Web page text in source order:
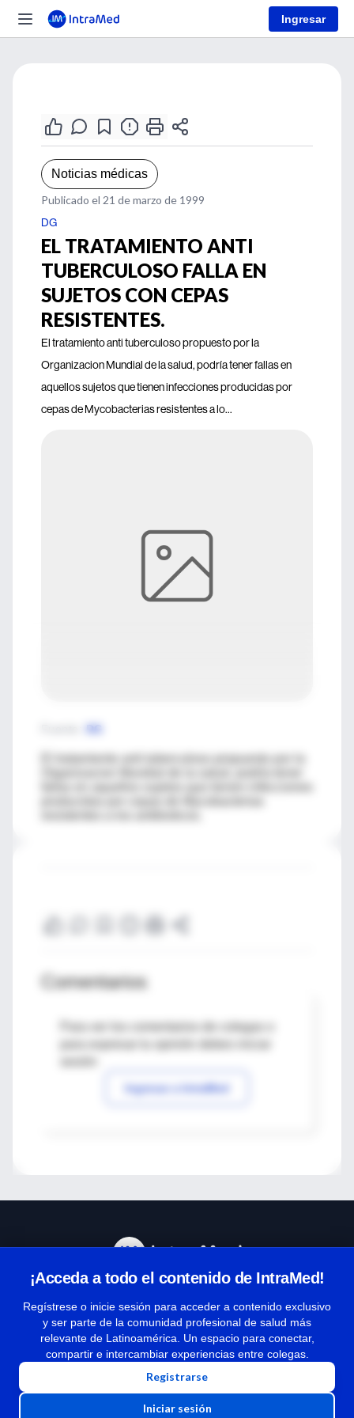
Ingresar
Noticias médicas
Publicado el 21 de marzo de 1999
DG
EL TRATAMIENTO ANTI
TUBERCULOSO FALLA EN
SUJETOS CON CEPAS
RESISTENTES.
El tratamiento anti tuberculoso propuesto por la
Organizacion Mundial de la salud, podría tener fallas en
aquellos sujetos que tienen infecciones producidas por
cepas de Mycobacterias resistentes a lo...
El tratamiento anti tuberculoso propuesto por la
Comentarios
Para ver los comentarios de colegas o
Ingresar a IntraMed
¡Acceda a todo el contenido de IntraMed!
Regístrese o inicie sesión para acceder a contenido exclusivo
y ser parte de la comunidad profesional de salud más
relevante de Latinoamérica. Un espacio para conectar,
compartir e intercambiar experiencias entre colegas.
Registrarse
Iniciar sesión
Términos y condiciones
| Políticas de privacidad
| Todos los derechos reservados | Copyright 1997-2026